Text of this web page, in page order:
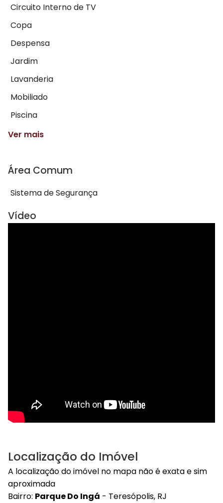
Circuito Interno de TV
Copa
Despensa
Jardim
Lavanderia
Mobiliado
Piscina
Ver mais
Área Comum
Sistema de Segurança
Vídeo
Localização do Imóvel
A localização do imóvel no mapa não é exata e sim
aproximada
Bairro: Parque Do Ingá - Teresópolis, RJ